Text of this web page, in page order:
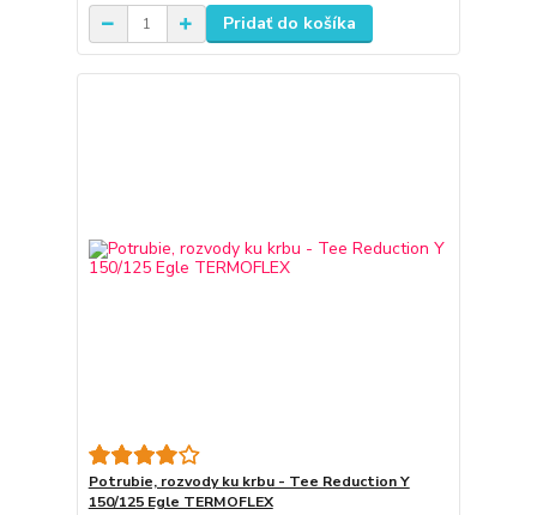
Pridať do košíka
Potrubie, rozvody ku krbu - Tee Reduction Y
150/125 Egle TERMOFLEX